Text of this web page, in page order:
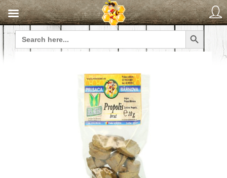
Search
for:
Search Button